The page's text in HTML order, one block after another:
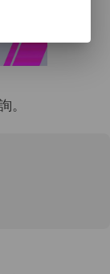
。